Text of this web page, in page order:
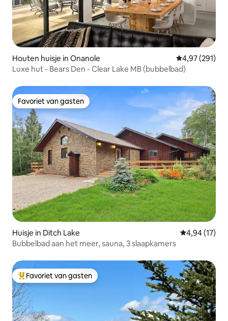
Houten huisje in Onanole Gemiddelde
4,97 (291)
Luxe hut - Bears Den - Clear Lake MB (bubbelbad)
Favoriet van gasten
Favoriet van gasten
Huisje in Ditch Lake Gemiddelde
4,94 (17)
Bubbelbad aan het meer, sauna, 3 slaapkamers
Topfavoriet van gasten
Favoriet van gasten